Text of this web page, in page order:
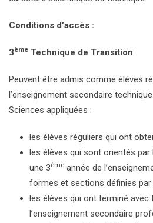
Conditions d’accès :
3ème Technique de Transition
Peuvent être admis comme élèves
l’enseignement secondaire
Sciences appliquées :
les élèves réguliers qui ont
les élèves qui sont orientés
une 3ème année de
formes et sections définies par
les élèves qui ont terminé avec
l’enseignement secondaire